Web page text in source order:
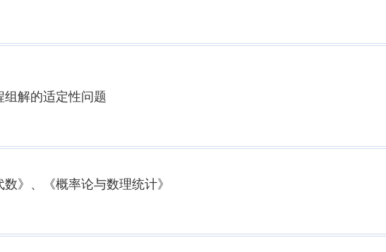
解的适定性问题
》、《概率论与数理统计》